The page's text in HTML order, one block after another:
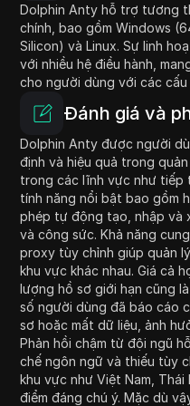
Dolphin Anty hỗ trợ tương
chính, bao gồm Windows
Silicon) và Linux. Sự linh
với nhiều hệ điều hành,
cho người dùng với các cấu
Đánh giá và
Dolphin Anty được người
định và hiệu quả trong
trong các lĩnh vực như tiếp
tính năng nổi bật bao gồm
phép tự động tạo, nhập và
và công sức. Khả năng
proxy tùy chỉnh giúp quản
khu vực khác nhau. Giá cả
lượng hồ sơ giới hạn cũng
số người dùng đã báo cáo
sơ hoặc mất dữ liệu, ảnh
Phản hồi chậm từ đội ngũ
chế ngôn ngữ và thiếu tùy
khu vực như Việt Nam, Thái
điểm đáng chú ý. Mặc dù